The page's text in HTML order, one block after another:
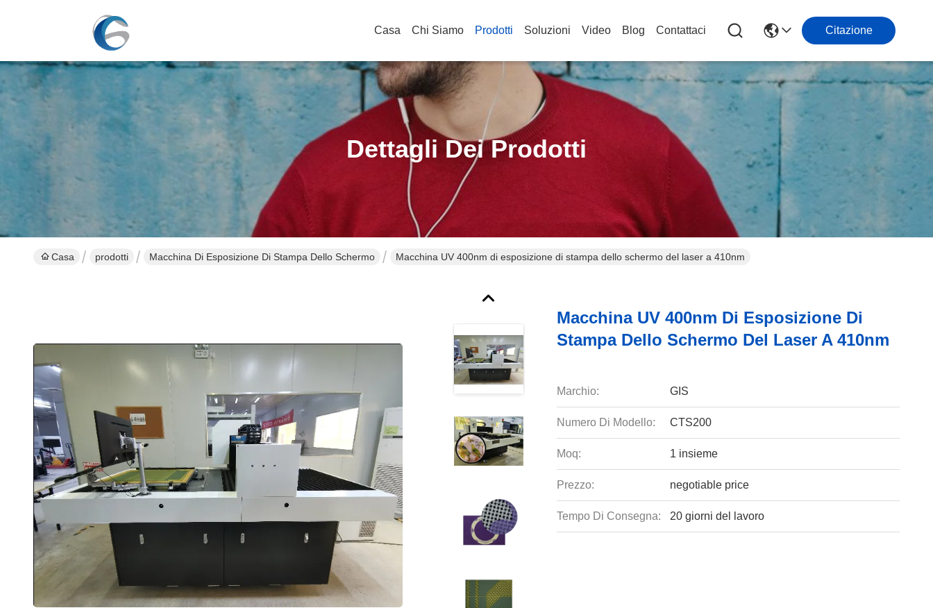
Casa Chi Siamo Prodotti Soluzioni Video Blog Contattaci Citazione
Dettagli Dei Prodotti
Casa prodotti Macchina Di Esposizione Di Stampa Dello Schermo Macchina UV 400nm di esposizione di stampa dello schermo del laser a 410nm
Macchina UV 400nm Di Esposizione Di
Stampa Dello Schermo Del Laser A 410nm
Marchio: GIS
Numero Di Modello: CTS200
Moq: 1 insieme
Prezzo: negotiable price
Tempo Di Consegna: 20 giorni del lavoro